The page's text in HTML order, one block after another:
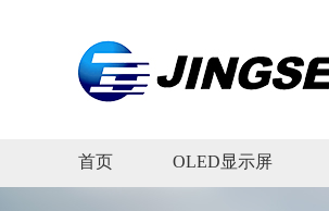
首页 OLED显示屏